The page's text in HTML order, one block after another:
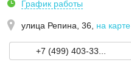
График работы
улица Репина, 36 на карте
+7 (499) 403-33...